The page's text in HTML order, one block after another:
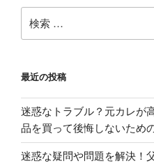
ゲ
ー
ョ
ン
索:
最近の投稿
迷惑なトラブル？元カレが
品を買って後悔しないため
迷惑な疑問や問題を解決！